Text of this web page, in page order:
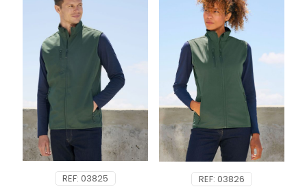
REF: 03825 REF: 03826